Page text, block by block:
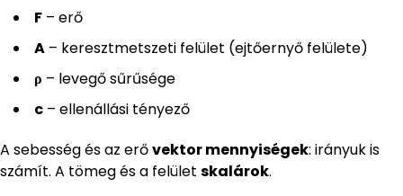
F – erő
A – keresztmetszeti felület (ejtőernyő felülete)
ρ – levegő sűrűsége
c – ellenállási tényező
A sebesség és az erővektor mennyiségek: irányuk is
számít. A tömeg és a felület skalárok.